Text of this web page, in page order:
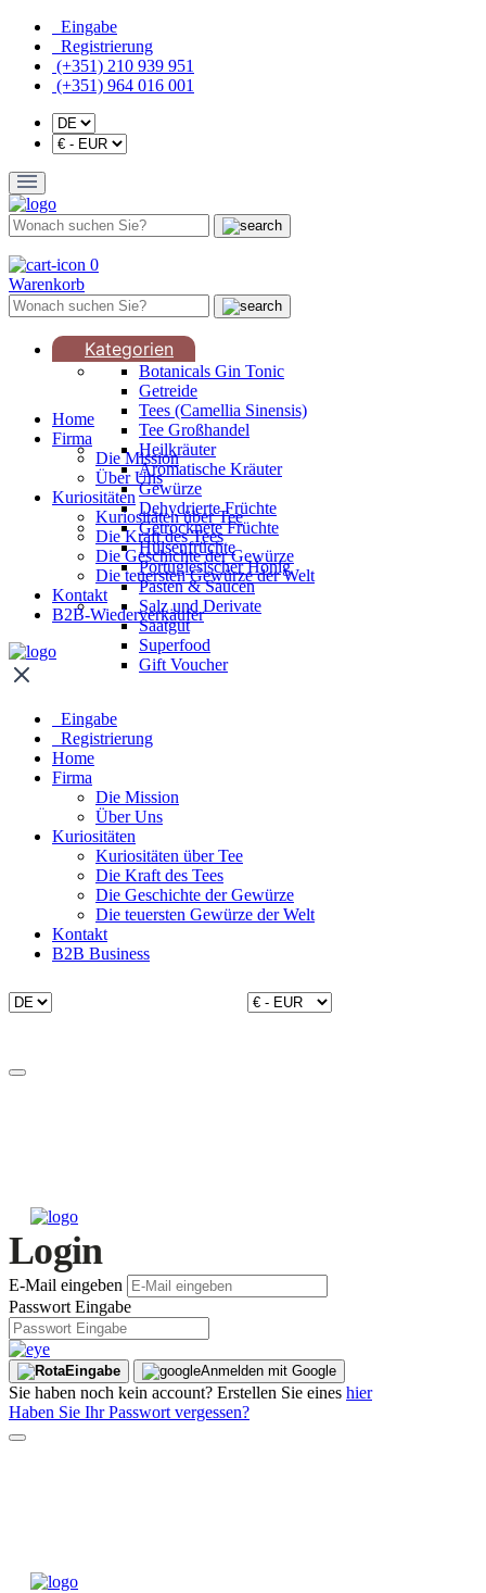
Eingabe
Registrierung
(+351) 210 939 951
(+351) 964 016 001
0
Warenkorb
Kategorien
Botanicals Gin Tonic
Getreide
Tees (Camellia Sinensis)
Tee Großhandel
Heilkräuter
Aromatische Kräuter
Gewürze
Dehydrierte Früchte
Getrocknete Früchte
Hülsenfrüchte
Portugiesischer Honig
Pasten & Saucen
Salz und Derivate
Saatgut
Superfood
Gift Voucher
Home
Firma
Die Mission
Über Uns
Kuriositäten
Kuriositäten über Tee
Die Kraft des Tees
Die Geschichte der Gewürze
Die teuersten Gewürze der Welt
Kontakt
B2B-Wiederverkäufer
Eingabe
Registrierung
Home
Firma
Die Mission
Über Uns
Kuriositäten
Kuriositäten über Tee
Die Kraft des Tees
Die Geschichte der Gewürze
Die teuersten Gewürze der Welt
Kontakt
B2B Business
Login
E-Mail eingeben
Passwort Eingabe
Eingabe Anmelden mit Google
Sie haben noch kein account? Erstellen Sie eines hier
Haben Sie Ihr Passwort vergessen?